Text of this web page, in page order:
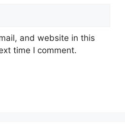
and website in this
time I comment.